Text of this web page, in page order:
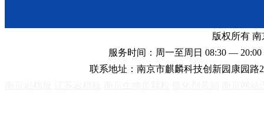
版权所有
服务时间：周一至周日 08:30 —
联系地址：南京市麒麟科技创新园康园